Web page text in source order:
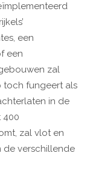
een
een
zal
toch fungeert als
in de
400
zal vlot en
de verschillende